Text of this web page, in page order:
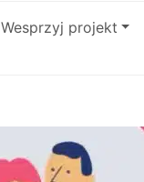
Wesprzyj projekt